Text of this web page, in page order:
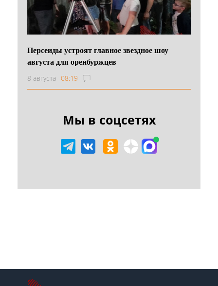
Персеиды устроят главное звездное шоу
августа для оренбуржцев
8 августа 08:19
Мы в соцсетях